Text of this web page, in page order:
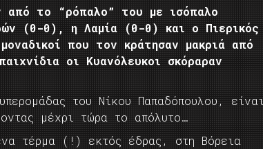
από το “ρόπαλο” του με ισόπαλο
(0-0), η Λαμία (0-0) και ο Πιερικός
που τον κράτησαν μακριά από
οι Κυανόλευκοι σκόραραν
του Νίκου Παπαδόπουλου, είναι
μέχρι τώρα το απόλυτο…
τέρμα (!) εκτός έδρας, στη Βόρεια